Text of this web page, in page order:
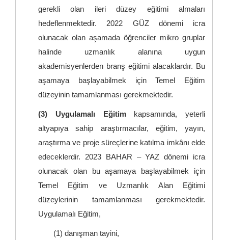
gerekli olan ileri düzey eğitimi almaları
hedeflenmektedir. 2022 GÜZ dönemi icra
olunacak olan aşamada öğrenciler mikro gruplar
halinde uzmanlık alanına uygun
akademisyenlerden branş eğitimi alacaklardır. Bu
aşamaya başlayabilmek için Temel Eğitim
düzeyinin tamamlanması gerekmektedir.
(3) Uygulamalı Eğitimkapsamında, yeterli
altyapıya sahip araştırmacılar, eğitim, yayın,
araştırma ve proje süreçlerine katılma imkânı elde
edeceklerdir. 2023 BAHAR – YAZ dönemi icra
olunacak olan bu aşamaya başlayabilmek için
Temel Eğitim ve Uzmanlık Alan Eğitimi
düzeylerinin tamamlanması gerekmektedir.
Uygulamalı Eğitim,
(1) danışman tayini,